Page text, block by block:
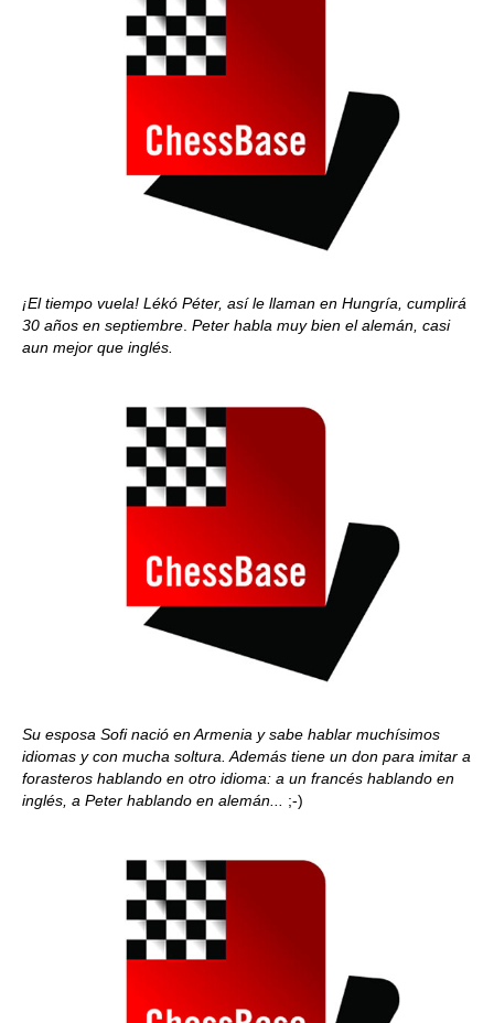
¡El tiempo vuela! Lékó Péter, así le llaman en Hungría, cumplirá
30 años en septiembre Peter habla muy bien el alemán, casi
aun mejor que inglés.
Su esposa Sofi nació en Armenia y sabe hablar muchísimos
idiomas y con mucha soltura. Además tiene un don para imitar a
forasteros hablando en otro idioma: a un francés hablando en
inglés, a Peter hablando en alemán... ;-)